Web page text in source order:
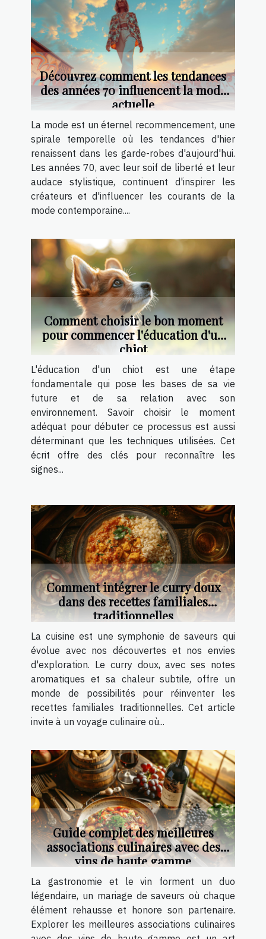
Découvrez comment les tendances
des années 70 influencent la mode
actuelle
La mode est un éternel recommencement, une
spirale temporelle où les tendances d'hier
renaissent dans les garde-robes d'aujourd'hui.
Les années 70, avec leur soif de liberté et leur
audace stylistique, continuent d'inspirer les
créateurs et d'influencer les courants de la
mode contemporaine....
Comment choisir le bon moment
pour commencer l'éducation d'un
chiot
L'éducation d'un chiot est une étape
fondamentale qui pose les bases de sa vie
future et de sa relation avec son
environnement. Savoir choisir le moment
adéquat pour débuter ce processus est aussi
déterminant que les techniques utilisées. Cet
écrit offre des clés pour reconnaître les
signes...
Comment intégrer le curry doux
dans des recettes familiales
traditionnelles
La cuisine est une symphonie de saveurs qui
évolue avec nos découvertes et nos envies
d'exploration. Le curry doux, avec ses notes
aromatiques et sa chaleur subtile, offre un
monde de possibilités pour réinventer les
recettes familiales traditionnelles. Cet article
invite à un voyage culinaire où...
Guide complet des meilleures
associations culinaires avec des
vins de haute gamme
La gastronomie et le vin forment un duo
légendaire, un mariage de saveurs où chaque
élément rehausse et honore son partenaire.
Explorer les meilleures associations culinaires